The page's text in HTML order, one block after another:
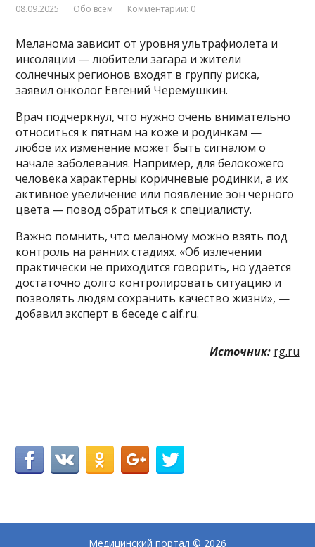
08.09.2025 Обо всем Комментарии: 0
Меланома зависит от уровня ультрафиолета и
инсоляции — любители загара и жители
солнечных регионов входят в группу риска,
заявил онколог Евгений Черемушкин.
Врач подчеркнул, что нужно очень внимательно
относиться к пятнам на коже и родинкам —
любое их изменение может быть сигналом о
начале заболевания. Например, для белокожего
человека характерны коричневые родинки, а их
активное увеличение или появление зон черного
цвета — повод обратиться к специалисту.
Важно помнить, что меланому можно взять под
контроль на ранних стадиях. «Об излечении
практически не приходится говорить, но удается
достаточно долго контролировать ситуацию и
позволять людям сохранить качество жизни», —
добавил эксперт в беседе с aif.ru.
Источник: rg.ru
Медицинский портал © 2026